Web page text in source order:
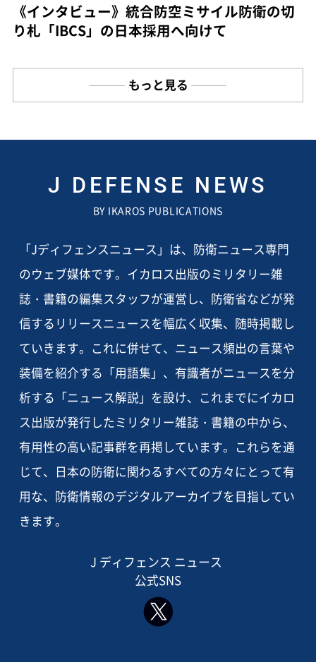
《インタビュー》統合防空ミサイル防衛の切
り札「IBCS」の日本採用へ向けて
もっと見る
J DEFENSE NEWS
BY IKAROS PUBLICATIONS
「Jディフェンスニュース」は、防衛ニュース専門
のウェブ媒体です。イカロス出版のミリタリー雑
誌・書籍の編集スタッフが運営し、防衛省などが発
信するリリースニュースを幅広く収集、随時掲載し
ていきます。これに併せて、ニュース頻出の言葉や
装備を紹介する「用語集」、有識者がニュースを分
析する「ニュース解説」を設け、これまでにイカロ
ス出版が発行したミリタリー雑誌・書籍の中から、
有用性の高い記事群を再掲しています。これらを通
じて、日本の防衛に関わるすべての方々にとって有
用な、防衛情報のデジタルアーカイブを目指してい
きます。
J ディフェンス ニュース
公式SNS